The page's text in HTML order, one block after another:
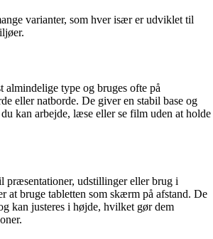
varianter, som hver især er udviklet til
almindelige type og bruges ofte på
eller natborde. De giver en stabil base og
kan arbejde, læse eller se film uden at holde
præsentationer, udstillinger eller brug i
at bruge tabletten som skærm på afstand. De
kan justeres i højde, hvilket gør dem